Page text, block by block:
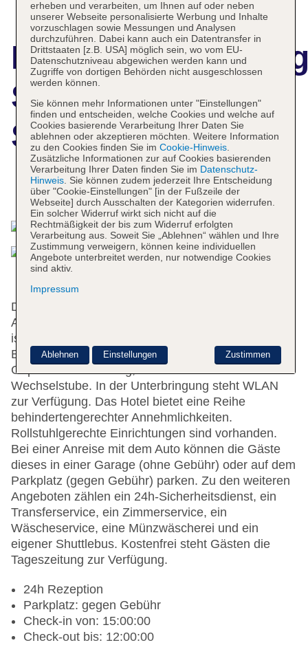
Shilla Stay
Seodaemun
Das bietet Ihre Unterkunft
Das Hotel bietet 319 Zimmer und verfügt über einen
Aufzug. Das freundliche Personal an der Rezeption
ist gerne bei allen Fragen behilflich. Zu den
Einrichtungen des Hauses gehören eine
Gepäckaufbewahrung, ein Safe und eine
Wechselstube. In der Unterbringung steht WLAN
zur Verfügung. Das Hotel bietet eine Reihe
behindertengerechter Annehmlichkeiten.
Rollstuhlgerechte Einrichtungen sind vorhanden.
Bei einer Anreise mit dem Auto können die Gäste
dieses in einer Garage (ohne Gebühr) oder auf dem
Parkplatz (gegen Gebühr) parken. Zu den weiteren
Angeboten zählen ein 24h-Sicherheitsdienst, ein
Transferservice, ein Zimmerservice, ein
Wäscheservice, eine Münzwäscherei und ein
eigener Shuttlebus. Kostenfrei steht Gästen die
Tageszeitung zur Verfügung.
24h Rezeption
Parkplatz: gegen Gebühr
Check-in von: 15:00:00
Check-out bis: 12:00:00
erheben und verarbeiten, um Ihnen auf oder neben
unserer Webseite personalisierte Werbung und Inhalte
vorzuschlagen sowie Messungen und Analysen
durchzuführen. Dabei kann auch ein Datentransfer in
Drittstaaten [z.B. USA] möglich sein, wo vom EU-
Datenschutzniveau abgewichen werden kann und
Zugriffe von dortigen Behörden nicht ausgeschlossen
werden können.
Sie können mehr Informationen unter "Einstellungen"
finden und entscheiden, welche Cookies und welche auf
Cookies basierende Verarbeitung Ihrer Daten Sie
ablehnen oder akzeptieren möchten. Weitere Information
zu den Cookies finden Sie im Cookie-Hinweis.
Zusätzliche Informationen zur auf Cookies basierenden
Verarbeitung Ihrer Daten finden Sie im Datenschutz-
Hinweis. Sie können zudem jederzeit Ihre Entscheidung
über "Cookie-Einstellungen" [in der Fußzeile der
Webseite] durch Ausschalten der Kategorien widerrufen.
Ein solcher Widerruf wirkt sich nicht auf die
Rechtmäßigkeit der bis zum Widerruf erfolgten
Verarbeitung aus. Soweit Sie „Ablehnen“ wählen und Ihre
Zustimmung verweigern, können keine individuellen
Angebote unterbreitet werden, nur notwendige Cookies
sind aktiv.
Impressum
Zustimmen
Ablehnen Einstellungen